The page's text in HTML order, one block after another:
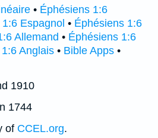
• Éphésiens 1:6
Espagnol • Éphésiens 1:6
Allemand • Éphésiens 1:6
Anglais • Bible Apps •
1910
1744
of CCEL.org.